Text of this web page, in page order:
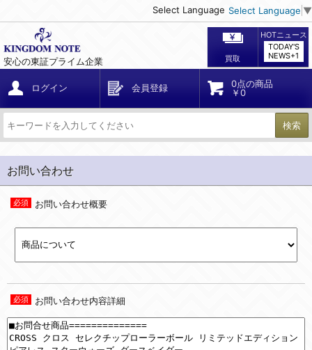
Select Language Select Language ▼
安心の東証プライム企業 買取
HOTニュース
TODAY'S
NEWS+1
ログイン 会員登録
0点の商品
￥0
検索
お問い合わせ
お問い合わせ概要
お問い合わせ内容詳細